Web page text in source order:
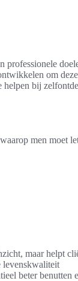
professionele
om
helpen bij
waarop men moet
maar helpt
levenskwaliteit
beter benutten